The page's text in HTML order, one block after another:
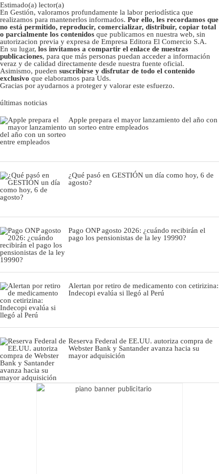
Estimado(a) lector(a)
En Gestión, valoramos profundamente la labor periodística que
realizamos para mantenerlos informados. Por ello, les recordamos que
no está permitido, reproducir, comercializar, distribuir, copiar total
o parcialmente los contenidos que publicamos en nuestra web, sin
autorizacion previa y expresa de Empresa Editora El Comercio S.A.
En su lugar, los invitamos a compartir el enlace de nuestras
publicaciones, para que más personas puedan acceder a información
veraz y de calidad directamente desde nuestra fuente oficial.
Asimismo, pueden suscribirse y disfrutar de todo el contenido
exclusivo que elaboramos para Uds.
Gracias por ayudarnos a proteger y valorar este esfuerzo.
últimas noticias
Apple prepara el mayor lanzamiento del año con
un sorteo entre empleados
¿Qué pasó en GESTIÓN un día como hoy, 6 de
agosto?
Pago ONP agosto 2026: ¿cuándo recibirán el
pago los pensionistas de la ley 19990?
Alertan por retiro de medicamento con cetirizina:
Indecopi evalúa si llegó al Perú
Reserva Federal de EE.UU. autoriza compra de
Webster Bank y Santander avanza hacia su
mayor adquisición